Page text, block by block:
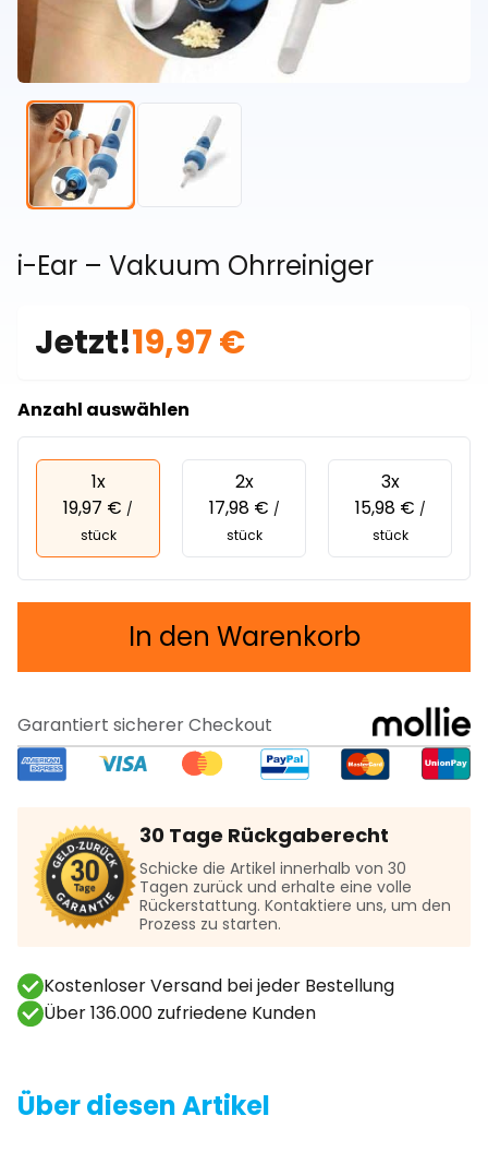
i-Ear – Vakuum Ohrreiniger
Jetzt!19,97 €
Anzahl auswählen
1x
19,97 € /
stück
2x
17,98 € /
stück
3x
15,98 € /
stück
In den Warenkorb
Garantiert sicherer Checkout
30 Tage Rückgaberecht
Schicke die Artikel innerhalb von 30
Tagen zurück und erhalte eine volle
Rückerstattung. Kontaktiere uns, um den
Prozess zu starten.
Kostenloser Versand bei jeder Bestellung
Über 136.000 zufriedene Kunden
Über diesen Artikel